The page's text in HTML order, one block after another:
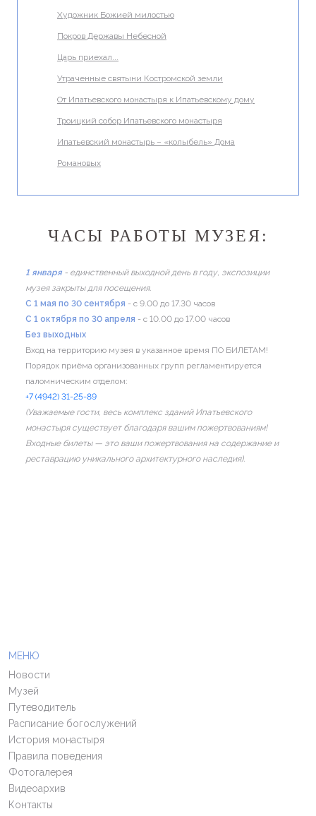
Художник Божией милостью
Покров Державы Небесной
Царь приехал...
Утраченные святыни Костромской земли
От Ипатьевского монастыря к Ипатьевскому дому
Троицкий собор Ипатьевского монастыря
Ипатьевский монастырь – «колыбель» Дома
Романовых
ЧАСЫ РАБОТЫ МУЗЕЯ:
1 января - единственный выходной день в году, экспозиции
музея закрыты для посещения.
C 1 мая по 30 сентября - с 9.00 до 17.30 часов
C 1 октября по 30 апреля - с 10.00 до 17.00 часов
Без выходных
Вход на территорию музея в указанное время ПО БИЛЕТАМ!
Порядок приёма организованных групп регламентируется
паломническим отделом:
+7 (4942) 31-25-89
(Уважаемые гости, весь комплекс зданий Ипатьевского
монастыря существует благодаря вашим пожертвованиям!
Входные билеты — это ваши пожертвования на содержание и
реставрацию уникального архитектурного наследия).
МЕНЮ
Новости
Музей
Путеводитель
Расписание богослужений
История монастыря
Правила поведения
Фотогалерея
Видеоархив
Контакты